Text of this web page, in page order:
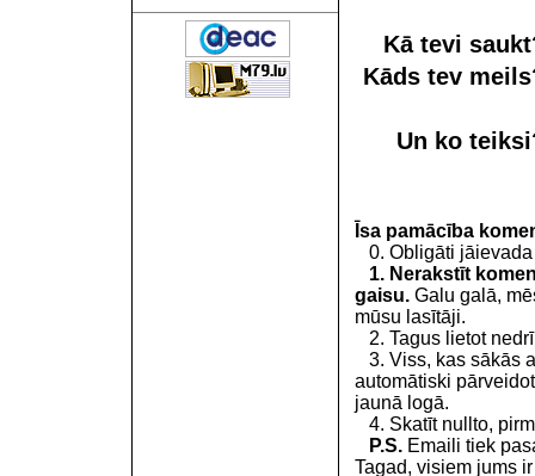
Kā tevi
Kāds tev
Un ko
Īsa pamācība
0. Obligāti jāievada
1. Nerakstīt
gaisu. Galu galā,
mūsu lasītāji.
2. Tagus lietot
3. Viss, kas sākās
automātiski
jaunā logā.
4. Skatīt nullto,
P.S. Emaili tiek
Tagad, visiem jums